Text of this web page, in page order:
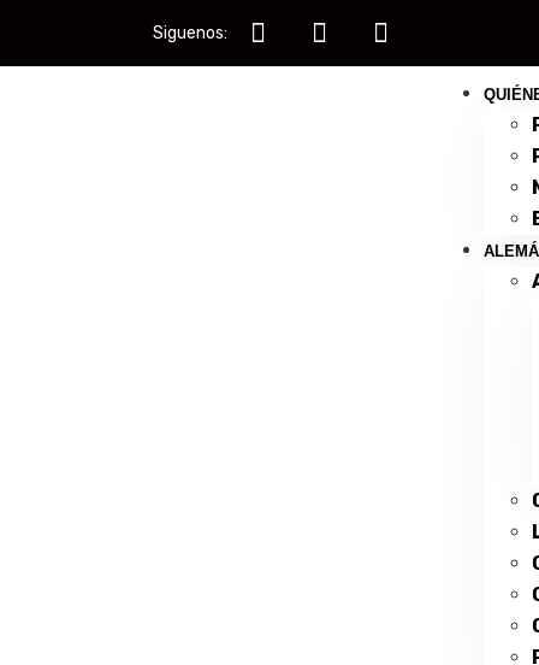
Siguenos: